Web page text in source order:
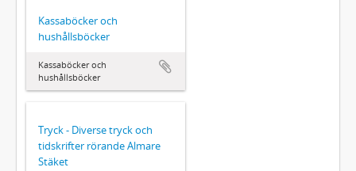
Kassaböcker och
hushållsböcker
Kassaböcker och
hushållsböcker
Tryck - Diverse tryck och
tidskrifter rörande Almare
Stäket